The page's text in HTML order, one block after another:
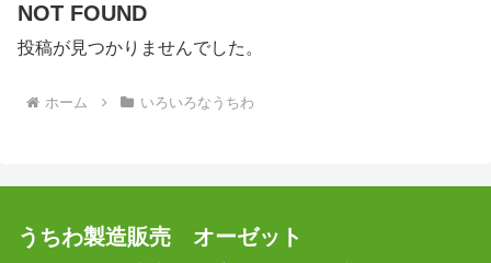
NOT FOUND
投稿が見つかりませんでした。
ホーム いろいろなうちわ
うちわ製造販売 オーゼット